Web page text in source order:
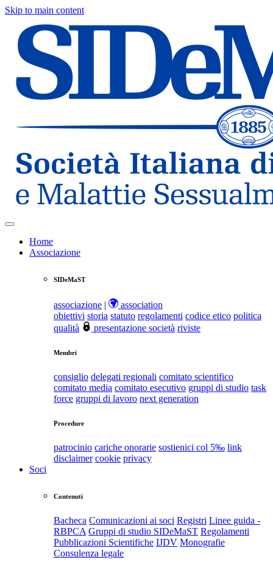
Skip to main content
Home
Associazione
SIDeMaST
associazione |
association
obiettivi storia statuto regolamenti codice etico politica
qualità
presentazione società riviste
Membri
consiglio delegati regionali comitato scientifico
comitato media comitato esecutivo gruppi di studio task
force gruppi di lavoro next generation
Procedure
patrocinio cariche onorarie sostienici col 5‰ link
disclaimer cookie privacy
Soci
Contenuti
Bacheca Comunicazioni ai soci Registri Linee guida -
RBPCA Gruppi di studio SIDeMaST Regolamenti
Pubblicazioni Scientifiche IJDV Monografie
Consulenza legale